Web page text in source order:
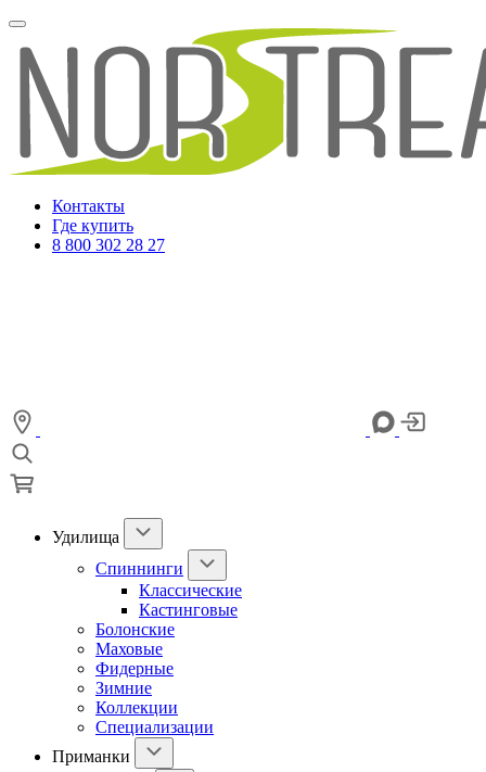
Контакты
Где купить
8 800 302 28 27
Удилища
Спиннинги
Классические
Кастинговые
Болонские
Маховые
Фидерные
Зимние
Коллекции
Специализации
Приманки